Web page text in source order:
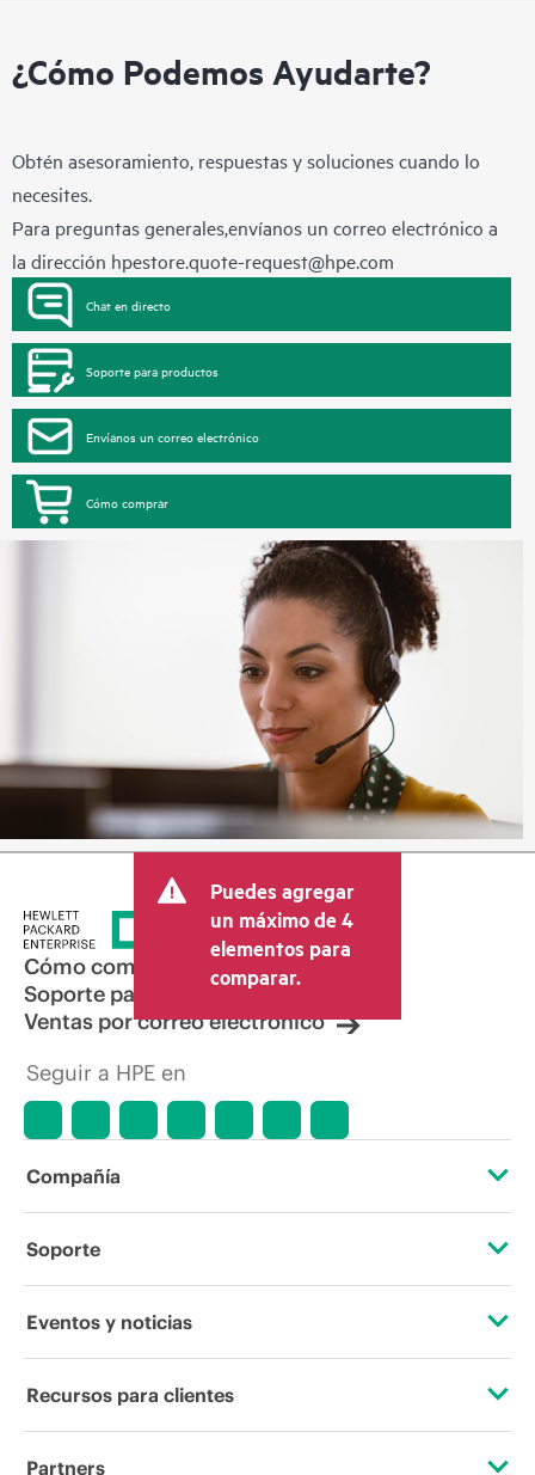
¿Cómo Podemos Ayudarte?
Obtén asesoramiento, respuestas y soluciones cuando lo
necesites.
Para preguntas generales,envíanos un correo electrónico a
la dirección hpestore.quote-request@hpe.com
Chat en directo
Soporte para productos
Envíanos un correo electrónico
Cómo comprar
Puedes agregar
un máximo de 4
elementos para
comparar.
Cómo comprar
Soporte para productos
Ventas por correo electrónico
Seguir a HPE en
Compañía
Acerca de HPE
Responsabilidad corporativa
Laboratorios HPE
Soporte
Servicios de soporte operativo
Eventos y noticias
Eventos
Recursos para clientes
Contacta con nosotros
Partners